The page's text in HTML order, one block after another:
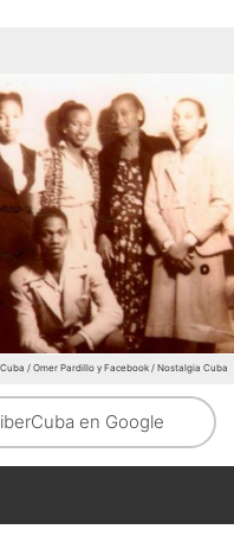
/ Omer Pardillo y Facebook / Nostalgia Cuba
en Google